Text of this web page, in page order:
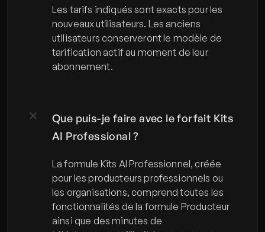
Les tarifs indiqués sont exacts pour les
nouveaux utilisateurs. Les anciens
utilisateurs conserveront le modèle de
tarification actif au moment de leur
abonnement.
Que puis-je faire avec le forfait Kits
AI Professional ?
La formule Kits AI Professionnel, créée
pour les producteurs professionnels ou
les organisations, comprend toutes les
fonctionnalités de la formule Producteur
ainsi que des minutes de